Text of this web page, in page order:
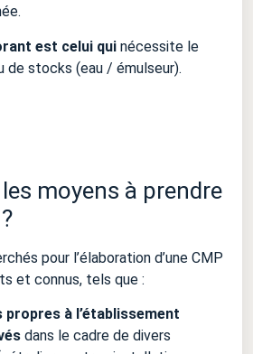
est celui qui nécessite le
de stocks (eau / émulseur).
moyens à prendre
pour l’élaboration d’une CMP
et connus, tels que :
propres à l’établissement
dans le cadre de divers